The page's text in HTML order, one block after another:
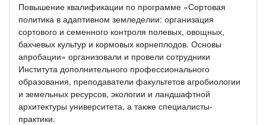
Повышение квалификации по программе «Сортовая
политика в адаптивном земледелии: организация
сортового и семенного контроля полевых, овощных,
бахчевых культур и кормовых корнеплодов. Основы
апробации» организовали и провели сотрудники
Института дополнительного профессионального
образования, преподаватели факультетов агробиологии
и земельных ресурсов, экологии и ландшафтной
архитектуры университета, а также специалисты-
практики.